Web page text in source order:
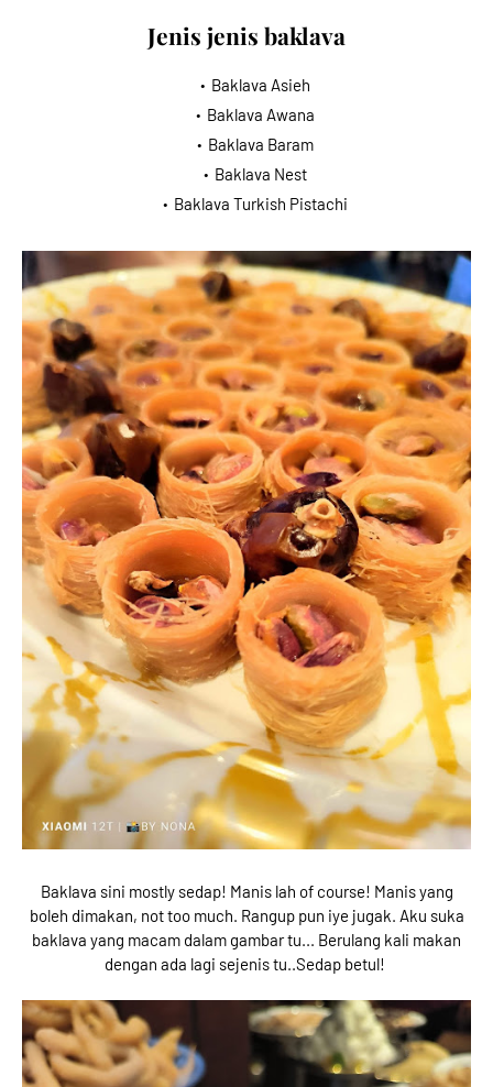
Jenis jenis baklava
Baklava Asieh
Baklava Awana
Baklava Baram
Baklava Nest
Baklava Turkish Pistachi
Baklava sini mostly sedap! Manis lah of course! Manis yang
boleh dimakan, not too much. Rangup pun iye jugak. Aku suka
baklava yang macam dalam gambar tu... Berulang kali makan
dengan ada lagi sejenis tu..Sedap betul!